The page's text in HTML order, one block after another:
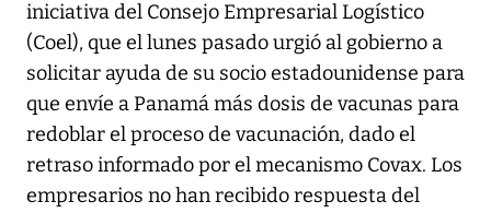
iniciativa del Consejo Empresarial Logístico
(Coel), que el lunes pasado urgió al gobierno a
solicitar ayuda de su socio estadounidense para
que envíe a Panamá más dosis de vacunas para
redoblar el proceso de vacunación, dado el
retraso informado por el mecanismo Covax. Los
empresarios no han recibido respuesta del